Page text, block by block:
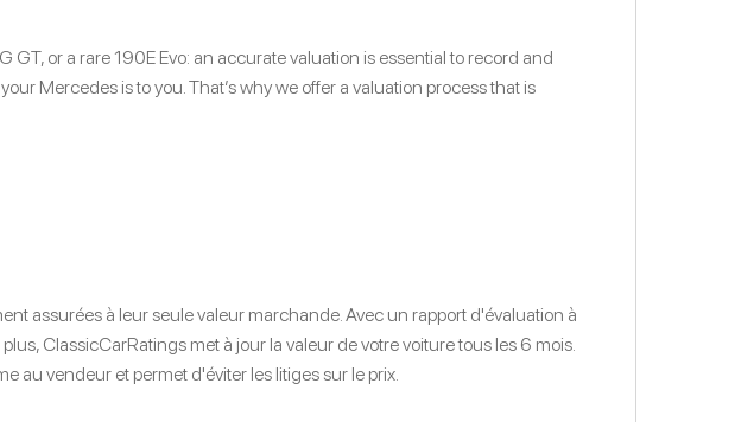
or a rare 190E Evo: an accurate valuation is essential to record and
Mercedes is to you. That’s why we offer a valuation process that is
assurées à leur seule valeur marchande. Avec un rapport d'évaluation à
ClassicCarRatings met à jour la valeur de votre voiture tous les 6 mois.
au vendeur et permet d'éviter les litiges sur le prix.